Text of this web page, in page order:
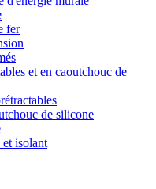
fer
et en caoutchouc de
de silicone
isolant